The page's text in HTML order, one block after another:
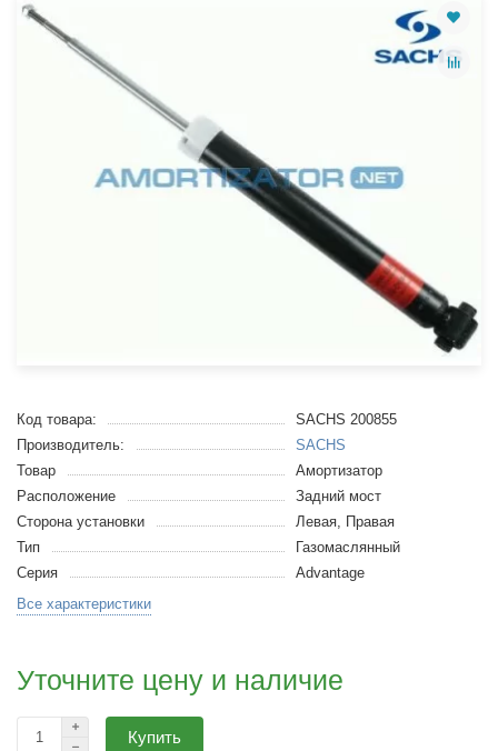
Код товара:
SACHS 200855
Производитель:
SACHS
Товар
Амортизатор
Расположение
Задний мост
Сторона установки
Левая, Правая
Тип
Газомаслянный
Серия
Advantage
Все характеристики
Уточните цену и наличие
Купить